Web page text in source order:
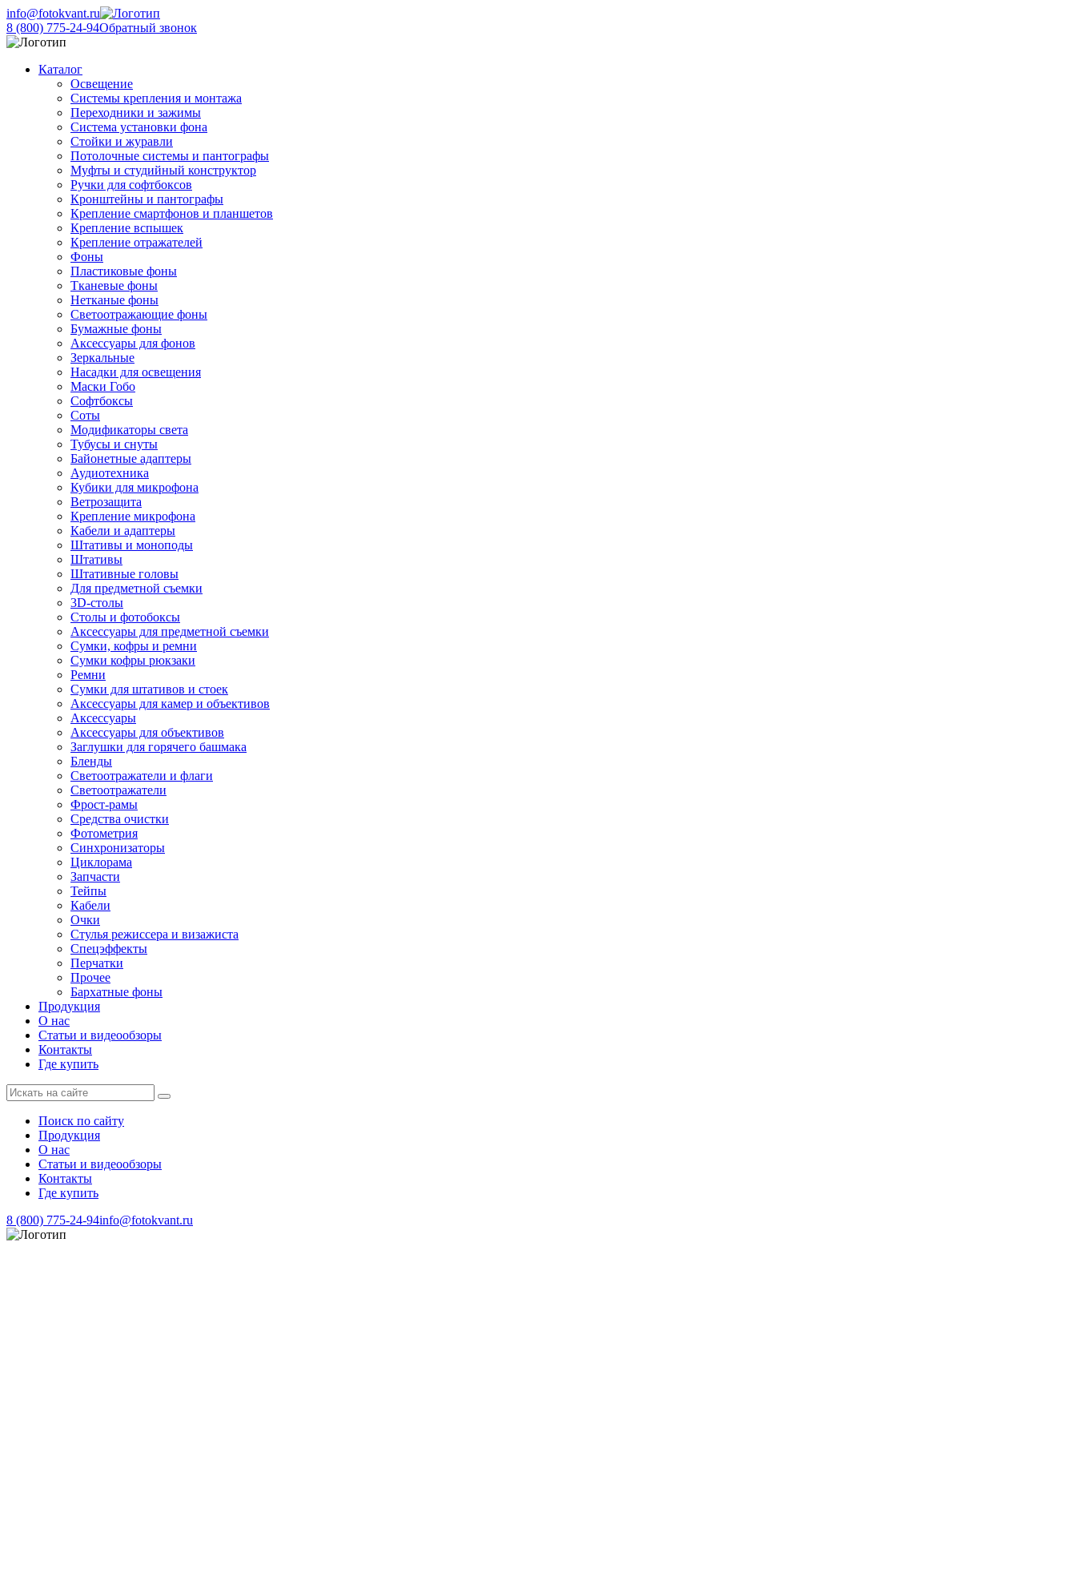
info@fotokvant.ru
8 (800) 775-24-94Обратный звонок
Каталог
Освещение
Системы крепления и монтажа
Переходники и зажимы
Система установки фона
Стойки и журавли
Потолочные системы и пантографы
Муфты и студийный конструктор
Ручки для софтбоксов
Кронштейны и пантографы
Крепление смартфонов и планшетов
Крепление вспышек
Крепление отражателей
Фоны
Пластиковые фоны
Тканевые фоны
Нетканые фоны
Светоотражающие фоны
Бумажные фоны
Аксессуары для фонов
Зеркальные
Насадки для освещения
Маски Гобо
Софтбоксы
Соты
Модификаторы света
Тубусы и снуты
Байонетные адаптеры
Аудиотехника
Кубики для микрофона
Ветрозащита
Крепление микрофона
Кабели и адаптеры
Штативы и моноподы
Штативы
Штативные головы
Для предметной съемки
3D-столы
Столы и фотобоксы
Аксессуары для предметной съемки
Сумки, кофры и ремни
Сумки кофры рюкзаки
Ремни
Сумки для штативов и стоек
Аксессуары для камер и объективов
Аксессуары
Аксессуары для объективов
Заглушки для горячего башмака
Бленды
Светоотражатели и флаги
Светоотражатели
Фрост-рамы
Средства очистки
Фотометрия
Синхронизаторы
Циклорама
Запчасти
Тейпы
Кабели
Очки
Стулья режиссера и визажиста
Спецэффекты
Перчатки
Прочее
Бархатные фоны
Продукция
О нас
Статьи и видеообзоры
Контакты
Где купить
Поиск по сайту
Продукция
О нас
Статьи и видеообзоры
Контакты
Где купить
8 (800) 775-24-94info@fotokvant.ru